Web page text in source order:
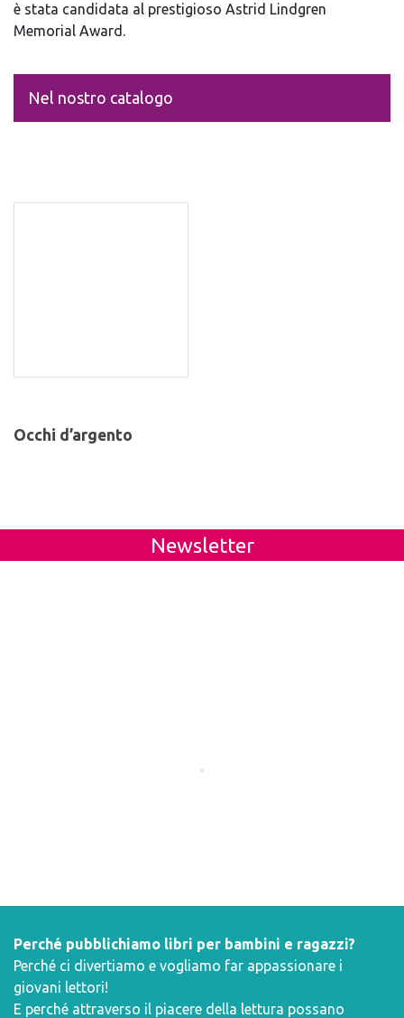
è stata candidata al prestigioso Astrid Lindgren
Memorial Award.
Nel nostro catalogo
Occhi d’argento
Newsletter
Perché pubblichiamo libri per bambini e ragazzi?
Perché ci divertiamo e vogliamo far appassionare i
giovani lettori!
E perché attraverso il piacere della lettura possano